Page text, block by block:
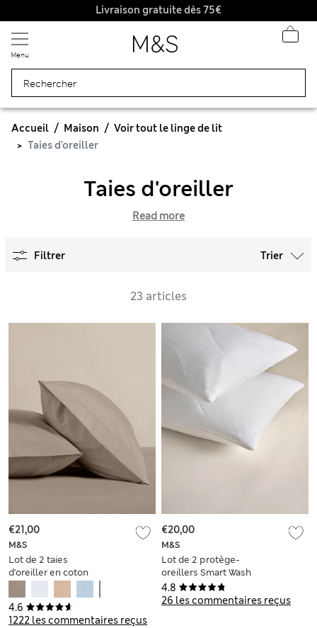
Livraison gratuite dès 75€
Menu
Accueil Maison
Voir tout le linge de lit
Taies d'oreiller
Taies d'oreiller
Read more
Filtrer Trier
23 articles
4.6
1222 les commentaires reçus
M&S
Lot de 2 taies
d’oreiller en coton
€21,00
4.8
26 les commentaires reçus
M&S
Lot de 2 protège-
oreillers Smart Wash
& Dry
€20,00